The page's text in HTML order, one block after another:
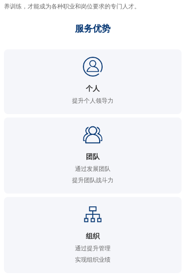
养训练，才能成为各种职业和岗位要求的专门人才。
服务优势
个人
提升个人领导力
团队
通过发展团队
提升团队战斗力
组织
通过提升管理
实现组织业绩